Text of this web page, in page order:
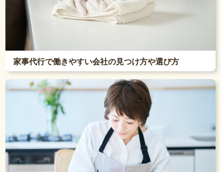
家事代行で働きやすい会社の見つけ方や選び方